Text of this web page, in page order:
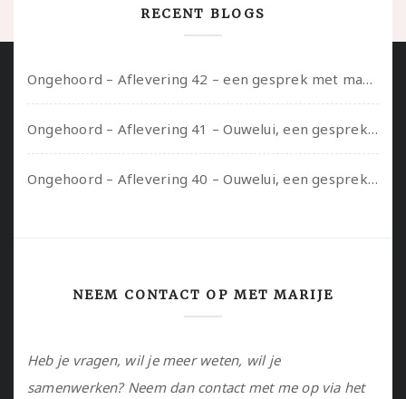
RECENT BLOGS
Ongehoord – Aflevering 42 – een gesprek met marijn over seksueel opbloeien, het ouderschap uitvinden en verschillende leeftijden in je mee dragen
Ongehoord – Aflevering 41 – Ouwelui, een gesprek met Marcelle over polyamorie op latere leeftijd, (mantel)zorg voor je partners en seksueel plezier.
Ongehoord – Aflevering 40 – Ouwelui, een gesprek met Sadie Lune over vormende relaties en de geschiedenis van de queer pornobeweging
NEEM CONTACT OP MET MARIJE
Heb je vragen, wil je meer weten, wil je
samenwerken? Neem dan contact met me op via het